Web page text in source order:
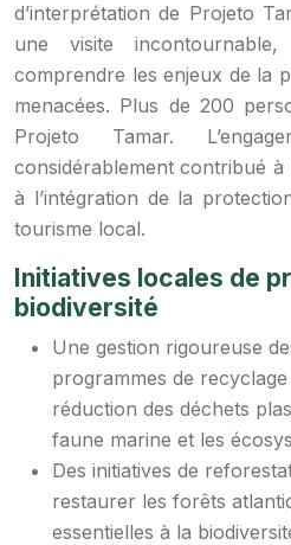
d’interprétation de Projeto
une visite
comprendre les enjeux de la
menacées. Plus de 200
Projeto Tamar.
considérablement contribué à
à l’intégration de la
tourisme local.
Initiatives locales de
biodiversité
Une gestion rigoureuse
programmes de
réduction des déchets
faune marine et les
Des initiatives de
restaurer les forêts
essentielles à la